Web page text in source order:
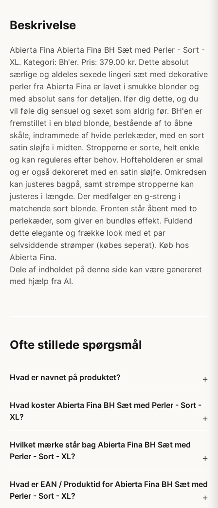
Beskrivelse
Abierta Fina Abierta Fina BH Sæt med Perler - Sort -
XL. Kategori: Bh'er. Pris: 379.00 kr. Dette absolut
særlige og aldeles sexede lingeri sæt med dekorative
perler fra Abierta Fina er lavet i smukke blonder og
med absolut sans for detaljen. Ifør dig dette, og du
vil føle dig sensuel og sexet som aldrig før. BH'en er
fremstillet i en blød blonde, bestående af to åbne
skåle, indrammede af hvide perlekæder, med en sort
satin sløjfe i midten. Stropperne er sorte, helt enkle
og kan reguleres efter behov. Hofteholderen er smal
og er også dekoreret med en satin sløjfe. Omkredsen
kan justeres bagpå, samt strømpe stropperne kan
justeres i længde. Der medfølger en g-streng i
matchende sort blonde. Fronten står åbent med to
perlekæder, som giver en bundløs effekt. Fuldend
dette elegante og frække look med et par
selvsiddende strømper (købes seperat). Køb hos
Abierta Fina.
Dele af indholdet på denne side kan være genereret
med hjælp fra AI.
Ofte stillede spørgsmål
Hvad er navnet på produktet?
Hvad koster Abierta Fina BH Sæt med Perler - Sort -
XL?
Hvilket mærke står bag Abierta Fina BH Sæt med
Perler - Sort - XL?
Hvad er EAN / Produktid for Abierta Fina BH Sæt med
Perler - Sort - XL?